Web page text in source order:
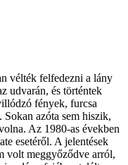
vélték felfedezni a lány
udvarán, és történtek
fények, furcsa
azóta sem hiszik,
Az 1980-as években
esetéről. A jelentések
volt meggyőződve arról,